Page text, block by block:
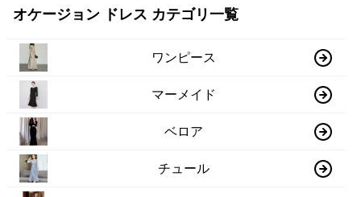
オケージョン ドレス カテゴリ一覧
ワンピース
マーメイド
ベロア
チュール